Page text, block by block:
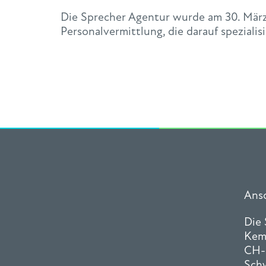
Die Sprecher Agentur wurde am 30.
Personalvermittlung, die darauf
Die